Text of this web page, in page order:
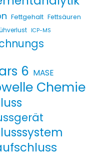
Fettgehalt Fettsäuren
ICP-MS
6 MASE
Chemie